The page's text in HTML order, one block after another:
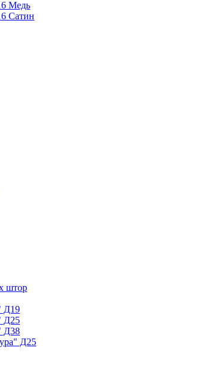
Медь
Сатин
штор
Д19
Д25
Д38
Д25